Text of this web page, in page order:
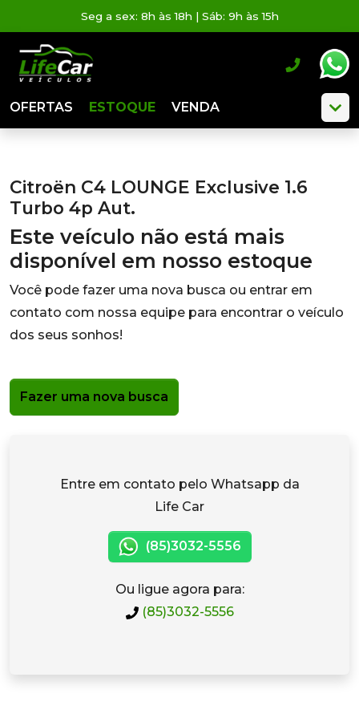
Seg a sex: 8h às 18h | Sáb: 9h às 15h
OFERTAS ESTOQUE VENDA
Citroën C4 LOUNGE Exclusive 1.6
Turbo 4p Aut.
Este veículo não está mais
disponível em nosso estoque
Você pode fazer uma nova busca ou entrar em
contato com nossa equipe para encontrar o veículo
dos seus sonhos!
Fazer uma nova busca
Entre em contato pelo Whatsapp da
Life Car
(85)3032-5556
Ou ligue agora para:
(85)3032-5556